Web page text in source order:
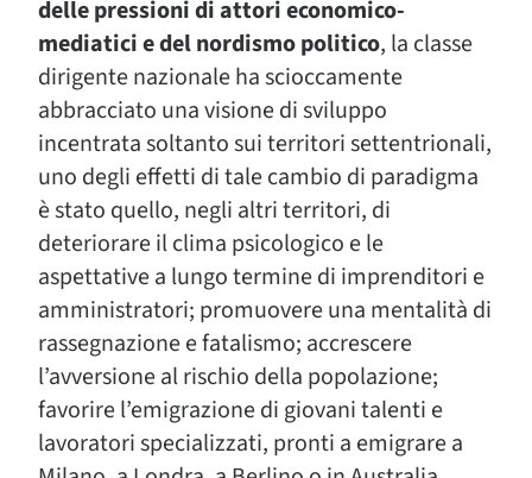
delle pressioni di attori economico-
mediatici e del nordismo politico, la classe
dirigente nazionale ha scioccamente
abbracciato una visione di sviluppo
incentrata soltanto sui territori settentrionali,
uno degli effetti di tale cambio di paradigma
è stato quello, negli altri territori, di
deteriorare il clima psicologico e le
aspettative a lungo termine di imprenditori e
amministratori; promuovere una mentalità di
rassegnazione e fatalismo; accrescere
l’avversione al rischio della popolazione;
favorire l’emigrazione di giovani talenti e
lavoratori specializzati, pronti a emigrare a